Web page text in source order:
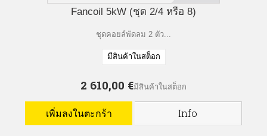
Fancoil 5kW (ชุด 2/4 หรือ 8)
ชุดคอยล์พัดลม 2 ตัว...
มีสินค้าในสต็อก
2 610,00 €มีสินค้าในสต็อก
เพิ่มลงในตะกร้า Info